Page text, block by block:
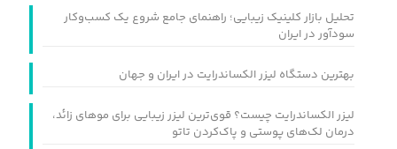
تحلیل بازار کلینیک زیبایی؛ راهنمای جامع شروع یک کسب‌وکار
سودآور در ایران
بهترین دستگاه لیزر الکساندرایت در ایران و جهان
لیزر الکساندرایت چیست؟ قوی‌ترین لیزر زیبایی برای موهای زائد،
درمان لک‌های پوستی و پاک‌کردن تاتو